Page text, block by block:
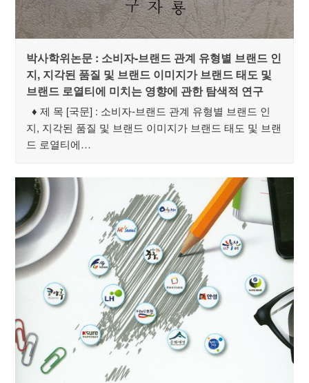
박사학위논문 : 소비자-브랜드 관계 유형별 브랜드 인
지, 지각된 품질 및 브랜드 이미지가 브랜드 태도 및
브랜드 로열티에 미치는 영향에 관한 탐색적 연구
♦ 제 목 [국문] : 소비자-브랜드 관계 유형별 브랜드 인
지, 지각된 품질 및 브랜드 이미지가 브랜드 태도 및 브랜
드 로열티에…